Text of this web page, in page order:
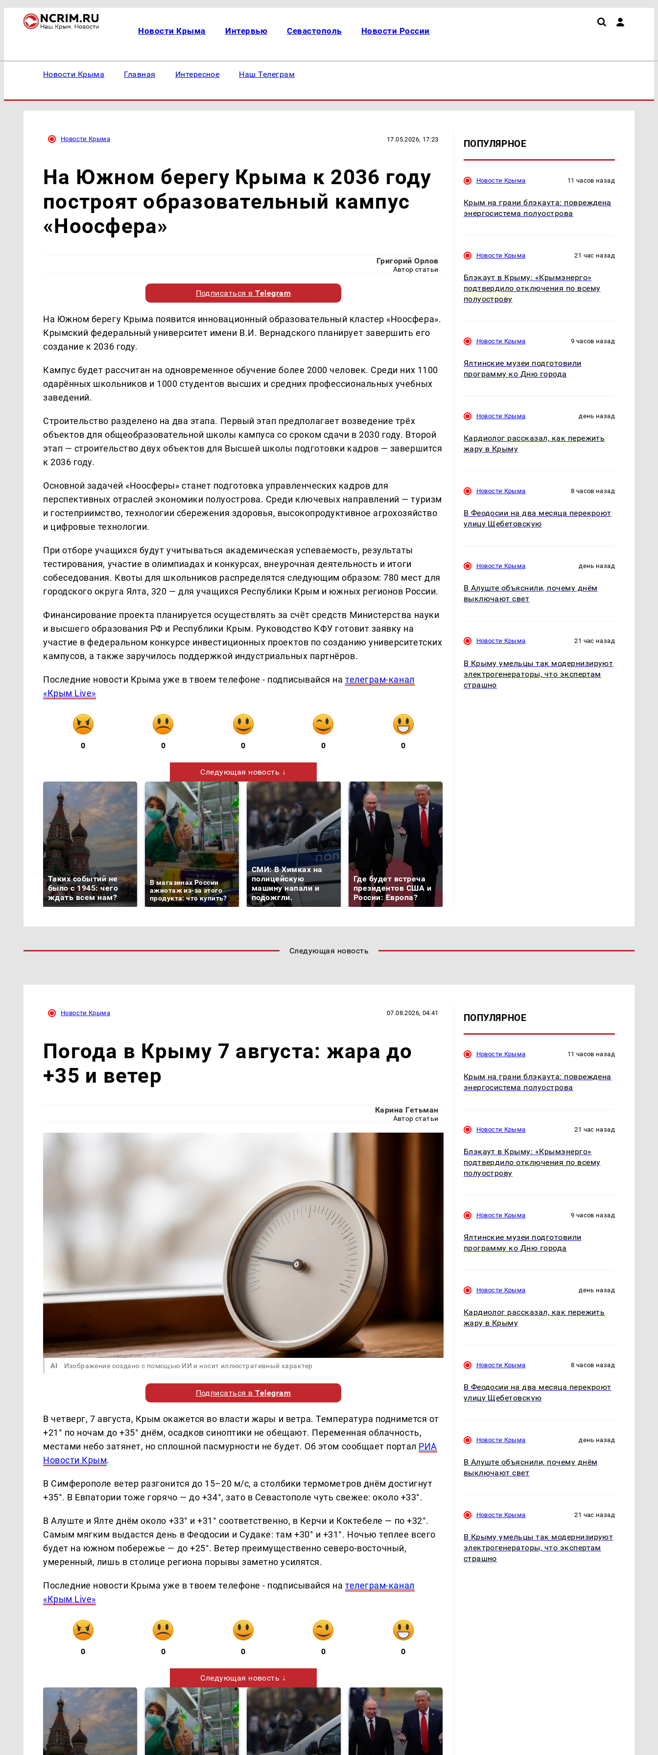
Новости Крыма Интервью Севастополь Новости России
Новости Крыма Главная Интересное Наш Телеграм
Новости Крыма 17.05.2026, 17:23
На Южном берегу Крыма к 2036 году
построят образовательный кампус
«Ноосфера»
Григорий Орлов
Автор статьи
Подписаться вTelegram
На Южном берегу Крыма появится инновационный образовательный кластер «Ноосфера».
Крымский федеральный университет имени В.И. Вернадского планирует завершить его
создание к 2036 году.
Кампус будет рассчитан на одновременное обучение более 2000 человек. Среди них 1100
одарённых школьников и 1000 студентов высших и средних профессиональных учебных
заведений.
Строительство разделено на два этапа. Первый этап предполагает возведение трёх
объектов для общеобразовательной школы кампуса со сроком сдачи в 2030 году. Второй
этап — строительство двух объектов для Высшей школы подготовки кадров — завершится
к 2036 году.
Основной задачей «Ноосферы» станет подготовка управленческих кадров для
перспективных отраслей экономики полуострова. Среди ключевых направлений — туризм
и гостеприимство, технологии сбережения здоровья, высокопродуктивное агрохозяйство
и цифровые технологии.
При отборе учащихся будут учитываться академическая успеваемость, результаты
тестирования, участие в олимпиадах и конкурсах, внеурочная деятельность и итоги
собеседования. Квоты для школьников распределятся следующим образом: 780 мест для
городского округа Ялта, 320 — для учащихся Республики Крым и южных регионов России.
Финансирование проекта планируется осуществлять за счёт средств Министерства науки
и высшего образования РФ и Республики Крым. Руководство КФУ готовит заявку на
участие в федеральном конкурсе инвестиционных проектов по созданию университетских
кампусов, а также заручилось поддержкой индустриальных партнёров.
Последние новости Крыма уже в твоем телефоне - подписывайся нателеграм-канал
«Крым Live»
0 0 0 0 0
Следующая новость ↓
Таких событий не
было с 1945: чего
ждать всем нам?
В магазинах России
ажиотаж из-за этого
продукта: что купить?
СМИ: В Химках на
полицейскую
машину напали и
подожгли.
Где будет встреча
президентов США и
России: Европа?
ПОПУЛЯРНОЕ
Новости Крыма 11 часов назад
Крым на грани блэкаута: повреждена
энергосистема полуострова
Новости Крыма 21 час назад
Блэкаут в Крыму: «Крымэнерго»
подтвердило отключения по всему
полуострову
Новости Крыма 9 часов назад
Ялтинские музеи подготовили
программу ко Дню города
Новости Крыма день назад
Кардиолог рассказал, как пережить
жару в Крыму
Новости Крыма 8 часов назад
В Феодосии на два месяца перекроют
улицу Щебетовскую
Новости Крыма день назад
В Алуште объяснили, почему днём
выключают свет
Новости Крыма 21 час назад
В Крыму умельцы так модернизируют
электрогенераторы, что экспертам
страшно
Следующая новость
Новости Крыма 07.08.2026, 04:41
Погода в Крыму 7 августа: жара до
+35 и ветер
Карина Гетьман
Автор статьи
AI Изображение создано с помощью ИИ и носит иллюстративный характер
Подписаться вTelegram
В четверг, 7 августа, Крым окажется во власти жары и ветра. Температура поднимется от
+21° по ночам до +35° днём, осадков синоптики не обещают. Переменная облачность,
местами небо затянет, но сплошной пасмурности не будет. Об этом сообщает портал РИА
Новости Крым.
В Симферополе ветер разгонится до 15–20 м/с, а столбики термометров днём достигнут
+35°. В Евпатории тоже горячо — до +34°, зато в Севастополе чуть свежее: около +33°.
В Алуште и Ялте днём около +33° и +31° соответственно, в Керчи и Коктебеле — по +32°.
Самым мягким выдастся день в Феодосии и Судаке: там +30° и +31°. Ночью теплее всего
будет на южном побережье — до +25°. Ветер преимущественно северо-восточный,
умеренный, лишь в столице региона порывы заметно усилятся.
Последние новости Крыма уже в твоем телефоне - подписывайся нателеграм-канал
«Крым Live»
0 0 0 0 0
Следующая новость ↓
ПОПУЛЯРНОЕ
Новости Крыма 11 часов назад
Крым на грани блэкаута: повреждена
энергосистема полуострова
Новости Крыма 21 час назад
Блэкаут в Крыму: «Крымэнерго»
подтвердило отключения по всему
полуострову
Новости Крыма 9 часов назад
Ялтинские музеи подготовили
программу ко Дню города
Новости Крыма день назад
Кардиолог рассказал, как пережить
жару в Крыму
Новости Крыма 8 часов назад
В Феодосии на два месяца перекроют
улицу Щебетовскую
Новости Крыма день назад
В Алуште объяснили, почему днём
выключают свет
Новости Крыма 21 час назад
В Крыму умельцы так модернизируют
электрогенераторы, что экспертам
страшно